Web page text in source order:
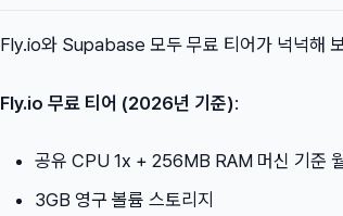
Fly.io와 Supabase 모두 무료 티어가 넉넉해
Fly.io 무료 티어 (2026년 기준):
공유 CPU 1x + 256MB RAM 머신 기준
3GB 영구 볼륨 스토리지